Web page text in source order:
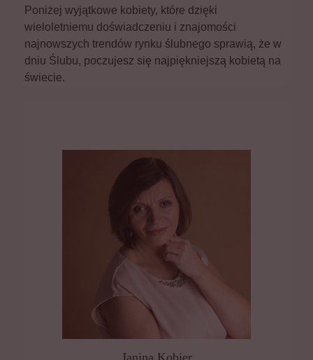
Poniżej wyjątkowe kobiety, które dzięki
wieloletniemu doświadczeniu i znajomości
najnowszych trendów rynku ślubnego sprawią, że w
dniu Ślubu, poczujesz się najpiękniejszą kobietą na
świecie.
Janina Kobier